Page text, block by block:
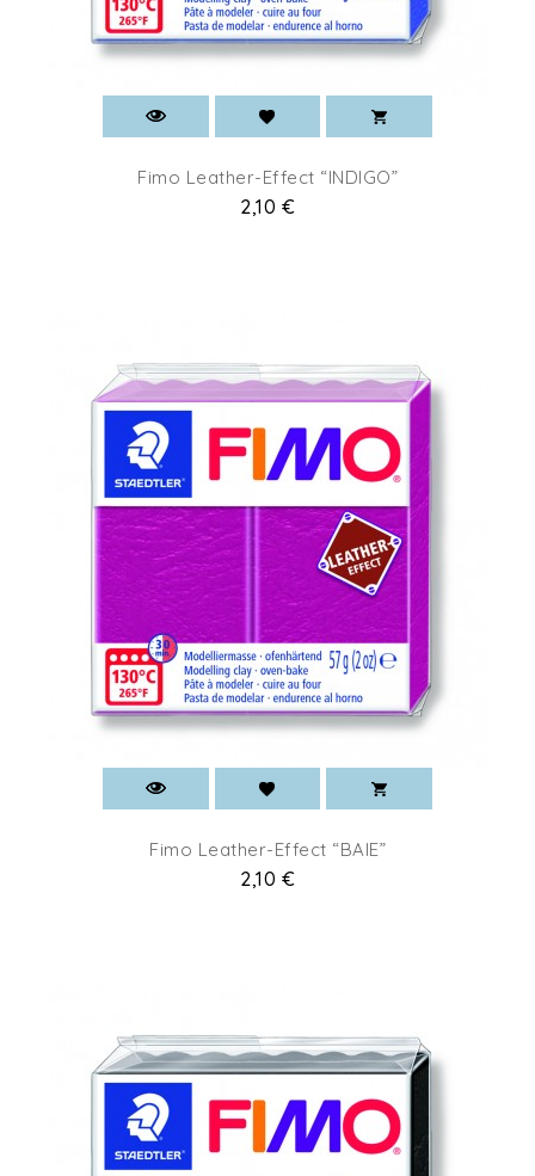
Fimo Leather-Effect “INDIGO”
Prix
2,10 €
Fimo Leather-Effect “BAIE”
Prix
2,10 €